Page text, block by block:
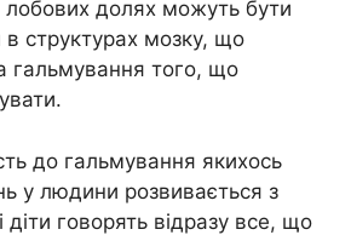
долях можуть бути
в структурах мозку, що
гальмування того, що
до гальмування якихось
у людини розвивається з
діти говорять відразу все, що